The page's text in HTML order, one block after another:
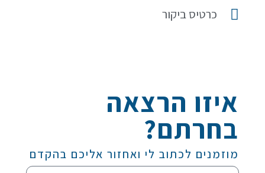
איזו הרצאה
בחרתם?
מוזמנים לכתוב לי ואחזור אליכם בהקדם
כרטיס ביקור